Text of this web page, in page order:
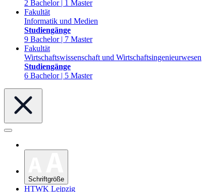
2 Bachelor | 1 Master
Fakultät
Informatik und Medien
Studiengänge
9 Bachelor | 7 Master
Fakultät
Wirtschaftswissenschaft und Wirtschaftsingenieurwesen
Studiengänge
6 Bachelor | 5 Master
Schriftgröße
HTWK Leipzig